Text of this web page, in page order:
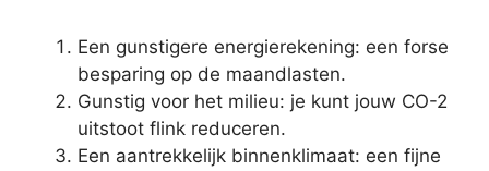
Een gunstigere energierekening: een forse
besparing op de maandlasten.
Gunstig voor het milieu: je kunt jouw CO-2
uitstoot flink reduceren.
Een aantrekkelijk binnenklimaat: een fijne